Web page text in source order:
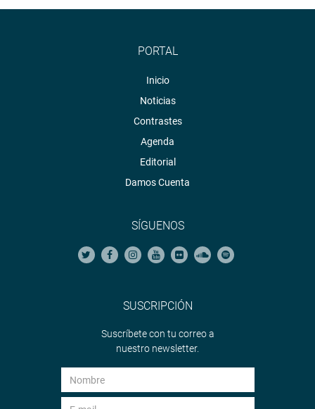
PORTAL
Inicio
Noticias
Contrastes
Agenda
Editorial
Damos Cuenta
SÍGUENOS
SUSCRIPCIÓN
Suscríbete con tu correo a
nuestro newsletter.